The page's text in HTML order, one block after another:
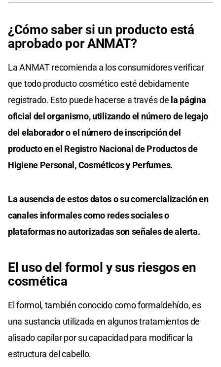
¿Cómo saber si un producto está
aprobado por ANMAT?
La ANMAT recomienda a los consumidores verificar
que todo producto cosmético esté debidamente
registrado. Esto puede hacerse a través de la página
oficial del organismo, utilizando el número de legajo
del elaborador o el número de inscripción del
producto en el Registro Nacional de Productos de
Higiene Personal, Cosméticos y Perfumes.
La ausencia de estos datos o su comercialización en
canales informales como redes sociales o
plataformas no autorizadas son señales de alerta.
El uso del formol y sus riesgos en
cosmética
El formol, también conocido como formaldehído, es
una sustancia utilizada en algunos tratamientos de
alisado capilar por su capacidad para modificar la
estructura del cabello.